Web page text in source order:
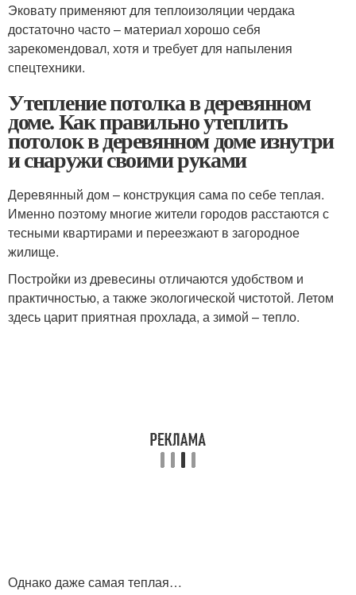
Эковату применяют для теплоизоляции чердака
достаточно часто – материал хорошо себя
зарекомендовал, хотя и требует для напыления
спецтехники.
Утепление потолка в деревянном
доме. Как правильно утеплить
потолок в деревянном доме изнутри
и снаружи своими руками
Деревянный дом – конструкция сама по себе теплая.
Именно поэтому многие жители городов расстаются с
тесными квартирами и переезжают в загородное
жилище.
Постройки из древесины отличаются удобством и
практичностью, а также экологической чистотой. Летом
здесь царит приятная прохлада, а зимой – тепло.
Однако даже самая теплая…